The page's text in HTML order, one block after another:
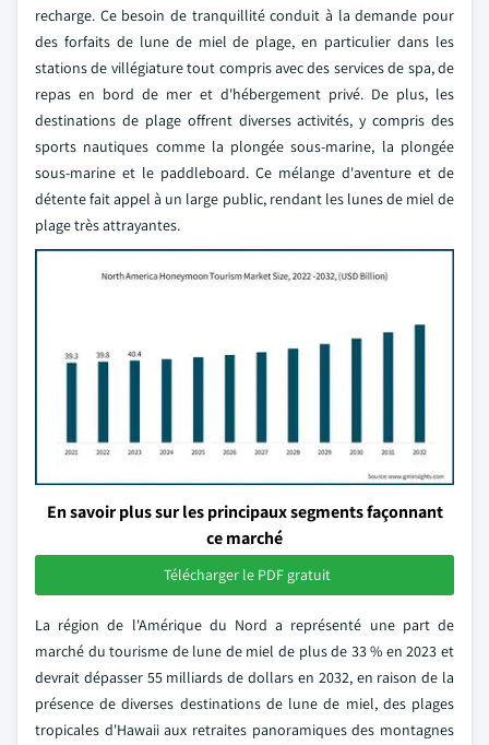
recharge. Ce besoin de tranquillité conduit à la demande pour
des forfaits de lune de miel de plage, en particulier dans les
stations de villégiature tout compris avec des services de spa, de
repas en bord de mer et d'hébergement privé. De plus, les
destinations de plage offrent diverses activités, y compris des
sports nautiques comme la plongée sous-marine, la plongée
sous-marine et le paddleboard. Ce mélange d'aventure et de
détente fait appel à un large public, rendant les lunes de miel de
plage très attrayantes.
En savoir plus sur les principaux segments façonnant
ce marché
Télécharger le PDF gratuit
La région de l'Amérique du Nord a représenté une part de
marché du tourisme de lune de miel de plus de 33 % en 2023 et
devrait dépasser 55 milliards de dollars en 2032, en raison de la
présence de diverses destinations de lune de miel, des plages
tropicales d'Hawaii aux retraites panoramiques des montagnes